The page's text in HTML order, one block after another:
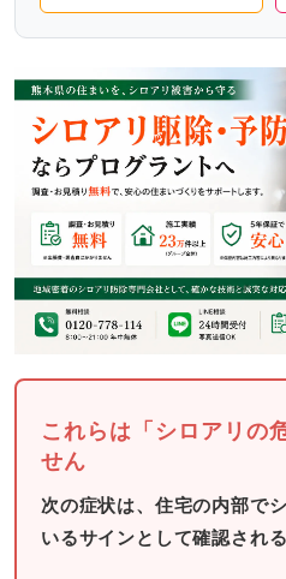
これらは「シロアリの
せん
次の症状は、住宅の内部で
いるサインとして確認され